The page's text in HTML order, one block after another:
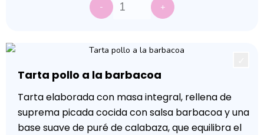
- +
Tarta pollo a la barbacoa
Tarta elaborada con masa integral, rellena de
suprema picada cocida con salsa barbacoa y una
base suave de puré de calabaza, que equilibra el